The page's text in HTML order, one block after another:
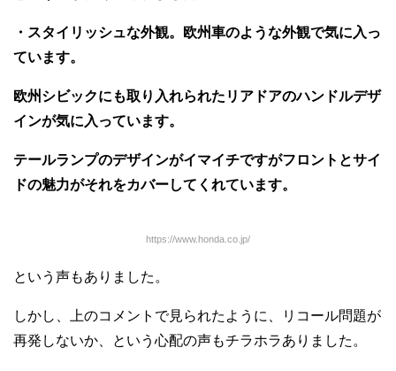
・スタイリッシュな外観。欧州車のような外観で気に入っ
ています。
欧州シビックにも取り入れられたリアドアのハンドルデザ
インが気に入っています。
テールランプのデザインがイマイチですがフロントとサイ
ドの魅力がそれをカバーしてくれています。
https://www.honda.co.jp/
という声もありました。
しかし、上のコメントで見られたように、リコール問題が
再発しないか、という心配の声もチラホラありました。